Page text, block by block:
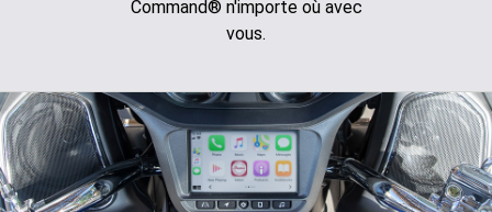
Command® n'importe où avec
vous.